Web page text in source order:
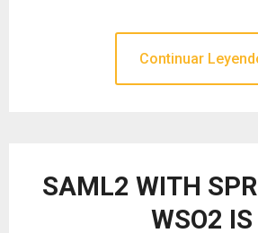
Continuar
SAML2 WITH
WSO2 IS